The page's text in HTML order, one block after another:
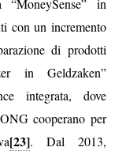
in
con un incremento
di prodotti
in Geldzaken”
integrata, dove
cooperano per
[23]. Dal 2013,